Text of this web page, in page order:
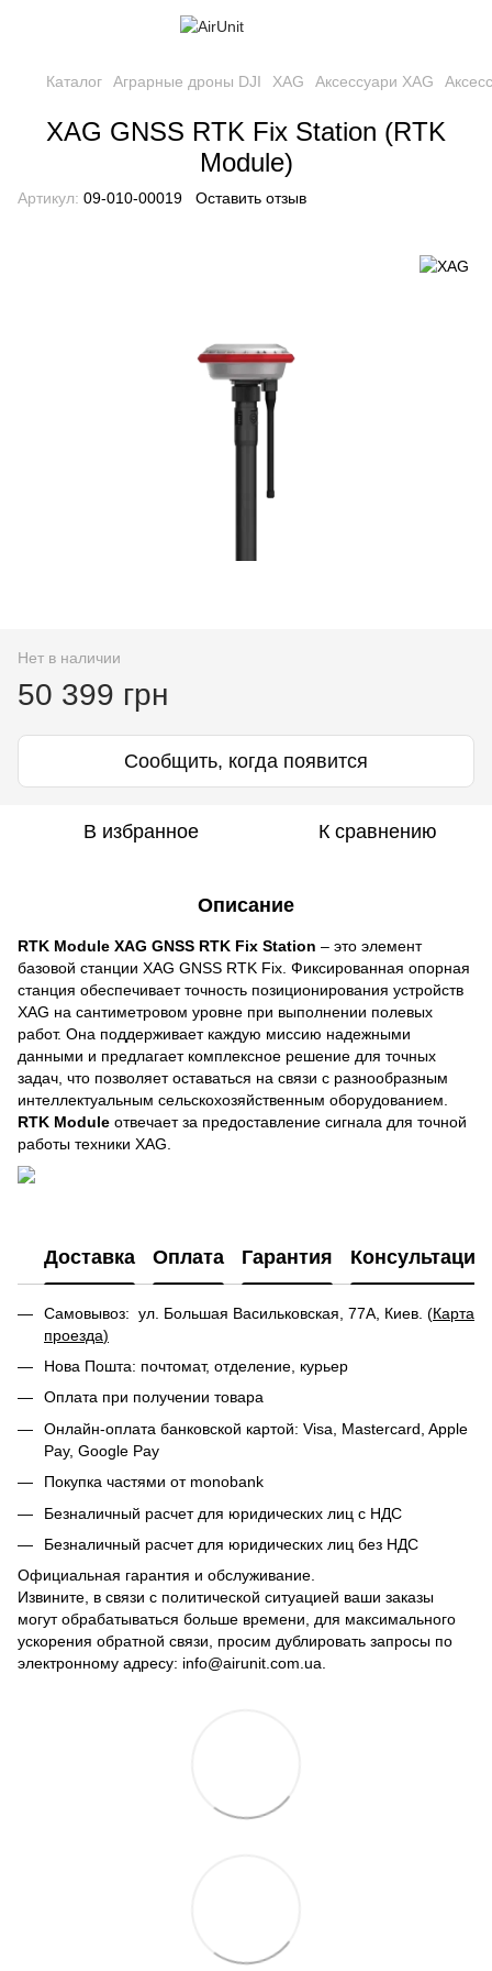
Каталог Аграрные дроны DJI XAG Аксесcуари XAG
XAG GNSS RTK Fix Station (RTK
Module)
Артикул: 09-010-00019 Оставить отзыв
Нет в наличии
50 399 грн
Сообщить, когда появится
В избранное К сравнению
Описание
RTK Module XAG GNSS RTK Fix Station – это элемент
базовой станции XAG GNSS RTK Fix. Фиксированная опорная
станция обеспечивает точность позиционирования устройств
XAG на сантиметровом уровне при выполнении полевых
работ. Она поддерживает каждую миссию надежными
данными и предлагает комплексное решение для точных
задач, что позволяет оставаться на связи с разнообразным
интеллектуальным сельскохозяйственным оборудованием.
RTK Module отвечает за предоставление сигнала для точной
работы техники XAG.
Доставка Оплата Гарантия Консультация
Самовывоз: ул. Большая Васильковская, 77А, Киев. (Карта
проезда)
Нова Пошта: почтомат, отделение, курьер
Оплата при получении товара
Онлайн-оплата банковской картой: Visa, Mastercard, Apple
Pay, Google Pay
Покупка частями от monobank
Безналичный расчет для юридических лиц с НДС
Безналичный расчет для юридических лиц без НДС
Официальная гарантия и обслуживание.
Извините, в связи с политической ситуацией ваши заказы
могут обрабатываться больше времени, для максимального
ускорения обратной связи, просим дублировать запросы по
электронному адресу: info@airunit.com.ua.